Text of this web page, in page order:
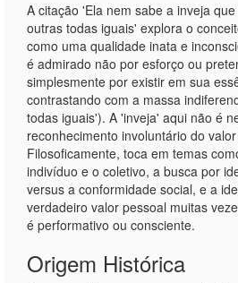
A citação 'Ela nem sabe a inveja
outras todas iguais' explora o
como uma qualidade inata e
é admirado não por esforço ou
simplesmente por existir em sua
contrastando com a massa
todas iguais'). A 'inveja' aqui não é
reconhecimento involuntário do
Filosoficamente, toca em temas
indivíduo e o coletivo, a busca por
versus a conformidade social, e a
verdadeiro valor pessoal muitas
é performativo ou consciente.
Origem Histórica